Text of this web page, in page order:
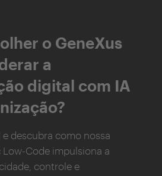
o GeneXus
a
digital com IA
descubra como nossa
Code impulsiona a
controle e